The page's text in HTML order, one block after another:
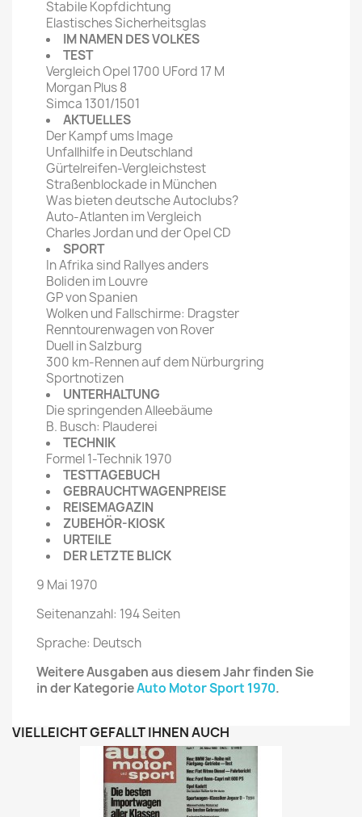
Stabile Kopfdichtung
Elastisches Sicherheitsglas
IM NAMEN DES VOLKES
TEST
Vergleich Opel 1700 UFord 17 M
Morgan Plus 8
Simca 1301/1501
AKTUELLES
Der Kampf ums Image
Unfallhilfe in Deutschland
Gürtelreifen-Vergleichstest
Straßenblockade in München
Was bieten deutsche Autoclubs?
Auto-Atlanten im Vergleich
Charles Jordan und der Opel CD
SPORT
In Afrika sind Rallyes anders
Boliden im Louvre
GP von Spanien
Wolken und Fallschirme: Dragster
Renntourenwagen von Rover
Duell in Salzburg
300 km-Rennen auf dem Nürburgring
Sportnotizen
UNTERHALTUNG
Die springenden Alleebäume
B. Busch: Plauderei
TECHNIK
Formel 1-Technik 1970
TESTTAGEBUCH
GEBRAUCHTWAGENPREISE
REISEMAGAZIN
ZUBEHÖR-KIOSK
URTEILE
DER LETZTE BLICK
9 Mai 1970
Seitenanzahl: 194 Seiten
Sprache: Deutsch
Weitere Ausgaben aus diesem Jahr finden Sie
in der KategorieAuto Motor Sport 1970.
VIELLEICHT GEFÄLLT IHNEN AUCH